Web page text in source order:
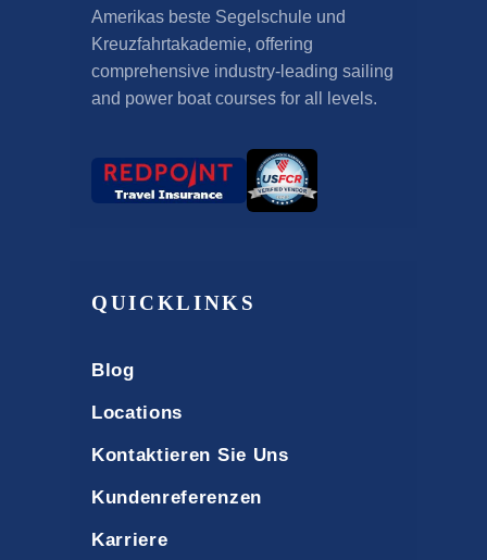
Amerikas beste Segelschule und
Kreuzfahrtakademie, offering
comprehensive industry-leading sailing
and power boat courses for all levels.
QUICKLINKS
Blog
Locations
Kontaktieren Sie Uns
Kundenreferenzen
Karriere